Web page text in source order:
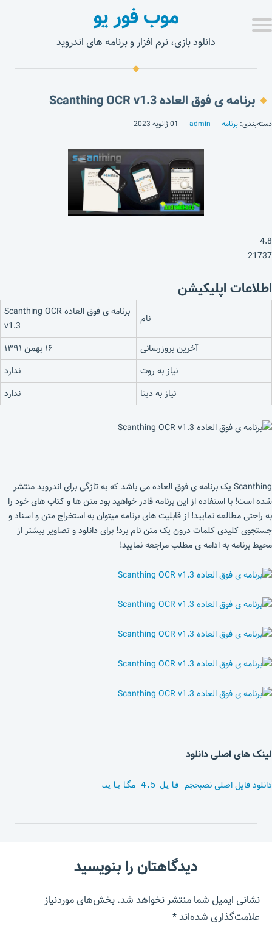
موب فور یو
دانلود بازی، نرم افزار و برنامه های اندروید
برنامه ی فوق العاده Scanthing OCR v1.3
دسته‌بندی: برنامه admin 01 ژانویه 2023
4.8
21737
اطلاعات اپلیکیشن
نام
برنامه ی فوق العاده Scanthing OCR
v1.3
آخرین بروزرسانی
۱۶ بهمن ۱۳۹۱
نیاز به روت
ندارد
نیاز به دیتا
ندارد
Scanthing یک برنامه ی فوق العاده می باشد که به تازگی برای اندروید منتشر
شده است! با استفاده از این برنامه قادر خواهید بود متن ها و کتاب های خود را
به راحتی مطالعه نمایید! از قابلیت های برنامه میتوان به استخراج متن و اسناد و
جستجوی کلیدی کلمات درون یک متن نام برد! برای دانلود و تصاویر بیشتر از
محیط برنامه به ادامه ی مطلب مراجعه نمایید!
لینک های اصلی دانلود
دانلود فایل اصلی نصبحجم فایل 4.5 مگابایت
دیدگاهتان را بنویسید
نشانی ایمیل شما منتشر نخواهد شد.بخش‌های موردنیاز
علامت‌گذاری شده‌اند*